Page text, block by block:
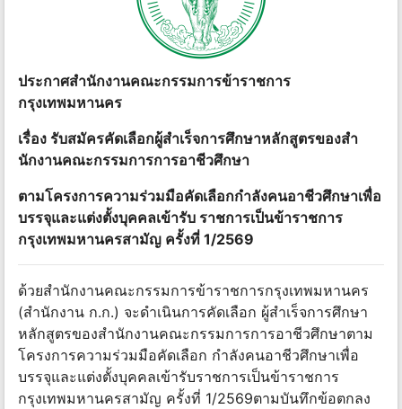
ประกาศสํานักงานคณะกรรมการข้าราชการ
กรุงเทพมหานคร
เรื่อง รับสมัครคัดเลือกผู้สําเร็จการศึกษาหลักสูตรของสํา
นักงานคณะกรรมการการอาชีวศึกษา
ตามโครงการความร่วมมือคัดเลือกกําลังคนอาชีวศึกษาเพื่อ
บรรจุและแต่งตั้งบุคคลเข้ารับ ราชการเป็นข้าราชการ
กรุงเทพมหานครสามัญ ครั้งที่ 1/2569
ด้วยสํานักงานคณะกรรมการข้าราชการกรุงเทพมหานคร
(สํานักงาน ก.ก.) จะดําเนินการคัดเลือก ผู้สําเร็จการศึกษา
หลักสูตรของสํานักงานคณะกรรมการการอาชีวศึกษาตาม
โครงการความร่วมมือคัดเลือก กําลังคนอาชีวศึกษาเพื่อ
บรรจุและแต่งตั้งบุคคลเข้ารับราชการเป็นข้าราชการ
กรุงเทพมหานครสามัญ ครั้งที่ 1/2569ตามบันทึกข้อตกลง